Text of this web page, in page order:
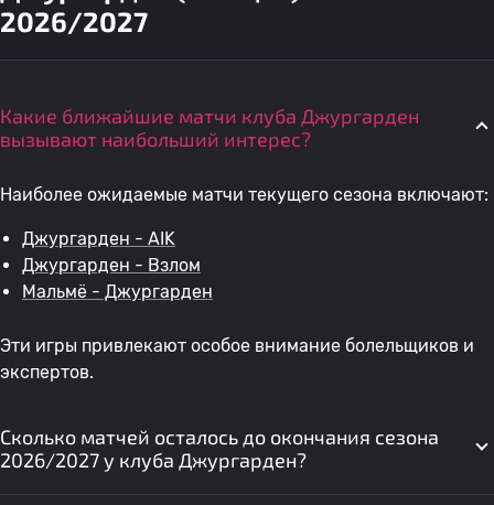
2026/2027
Какие ближайшие матчи клуба Джургарден
вызывают наибольший интерес?
Наиболее ожидаемые матчи текущего сезона включают:
Джургарден - AIK
Джургарден - Взлом
Мальмё - Джургарден
Эти игры привлекают особое внимание болельщиков и
экспертов.
Сколько матчей осталось до окончания сезона
2026/2027 у клуба Джургарден?